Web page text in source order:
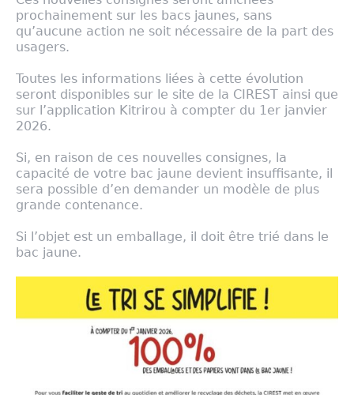
prochainement sur les bacs jaunes, sans
qu’aucune action ne soit nécessaire de la part des
usagers.
Toutes les informations liées à cette évolution
seront disponibles sur le site de la CIREST ainsi que
sur l’application Kitrirou à compter du 1er janvier
2026.
Si, en raison de ces nouvelles consignes, la
capacité de votre bac jaune devient insuffisante, il
sera possible d’en demander un modèle de plus
grande contenance.
Si l’objet est un emballage, il doit être trié dans le
bac jaune.